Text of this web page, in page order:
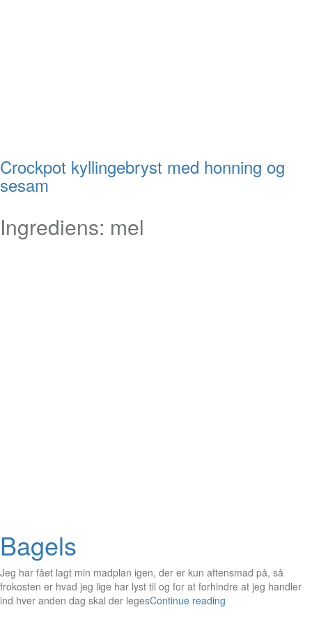
Crockpot kyllingebryst med honning og
sesam
Ingrediens: mel
Bagels
Jeg har fået lagt min madplan igen, der er kun aftensmad på, så
frokosten er hvad jeg lige har lyst til og for at forhindre at jeg handler
ind hver anden dag skal der legesContinue reading